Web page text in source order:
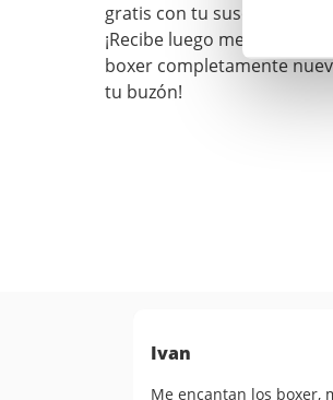
gratis con tu suscripción.
¡Recibe luego
boxer completamente
tu buzón!
Ivan
Me encantan los boxer,